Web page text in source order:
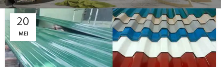
20
MEI